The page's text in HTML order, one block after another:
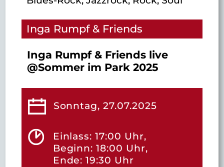
Inga Rumpf & Friends
Inga Rumpf & Friends live
@Sommer im Park 2025
Sonntag, 27.07.2025
Einlass: 17:00 Uhr,
Beginn: 18:00 Uhr,
Ende: 19:30 Uhr